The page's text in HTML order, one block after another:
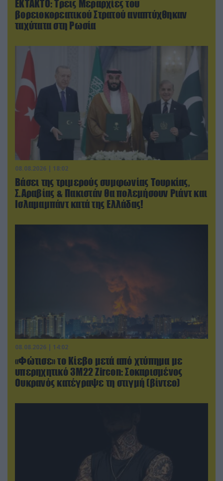
ΕΚΤΑΚΤΟ: Τρεις Μεραρχίες του
βορειοκορεατικού Στρατού αναπτύχθηκαν
ταχύτατα στη Ρωσία
08.08.2026 | 18:02
Βάσει της τριμερούς συμφωνίας Τουρκίας,
Σ.Αραβίας & Πακιστάν θα πολεμήσουν Ριάντ και
Ισλαμαμπάντ κατά της Ελλάδας!
08.08.2026 | 14:02
«Φώτισε» το Κίεβο μετά από χτύπημα με
υπερηχητικό 3M22 Zircon: Σοκαρισμένος
Ουκρανός κατέγραψε τη στιγμή (βίντεο)